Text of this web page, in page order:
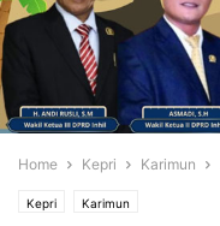
Home Kepri Karimun
Kepri Karimun